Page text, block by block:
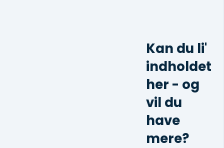
Kan du li'
indholdet
her - og
vil du
have
mere?